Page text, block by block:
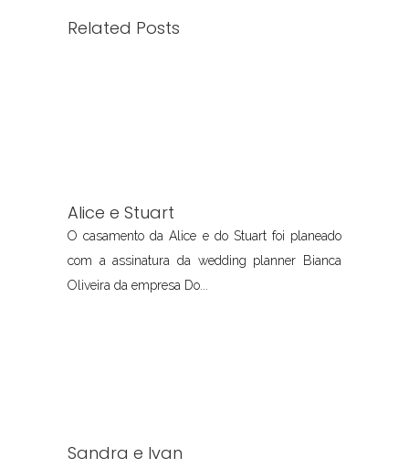
Related Posts
Alice e Stuart
O casamento da Alice e do Stuart foi planeado
com a assinatura da wedding planner Bianca
Oliveira da empresa Do...
Sandra e Ivan